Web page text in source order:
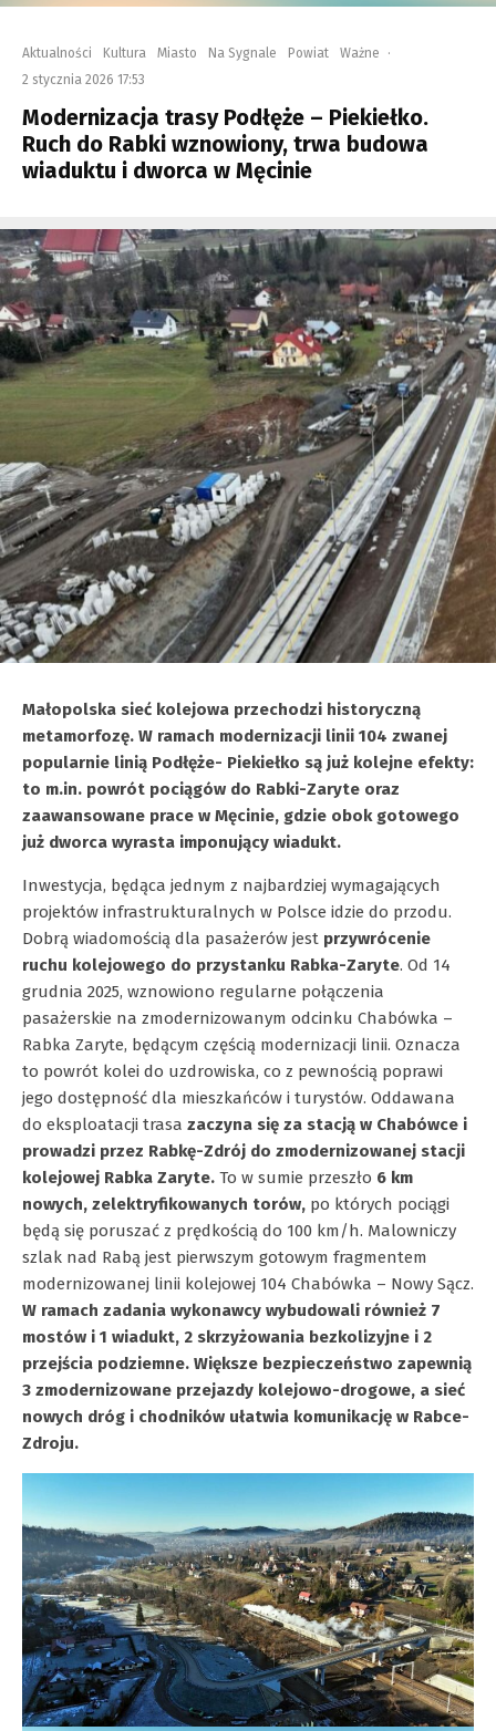
Aktualności Kultura Miasto Na Sygnale Powiat Ważne
·
2 stycznia 2026 17:53
Modernizacja trasy Podłęże – Piekiełko.
Ruch do Rabki wznowiony, trwa budowa
wiaduktu i dworca w Męcinie
Małopolska sieć kolejowa przechodzi historyczną
metamorfozę. W ramach modernizacji linii 104 zwanej
popularnie linią Podłęże- Piekiełko są już kolejne efekty:
to m.in. powrót pociągów do Rabki-Zaryte oraz
zaawansowane prace w Męcinie, gdzie obok gotowego
już dworca wyrasta imponujący wiadukt.
Inwestycja, będąca jednym z najbardziej wymagających
projektów infrastrukturalnych w Polsce idzie do przodu.
Dobrą wiadomością dla pasażerów jest przywrócenie
ruchu kolejowego do przystanku Rabka-Zaryte. Od 14
grudnia 2025, wznowiono regularne połączenia
pasażerskie na zmodernizowanym odcinku Chabówka –
Rabka Zaryte, będącym częścią modernizacji linii. Oznacza
to powrót kolei do uzdrowiska, co z pewnością poprawi
jego dostępność dla mieszkańców i turystów. Oddawana
do eksploatacji trasa zaczyna się za stacją w Chabówce i
prowadzi przez Rabkę-Zdrój do zmodernizowanej stacji
kolejowej Rabka Zaryte. To w sumie przeszło 6 km
nowych, zelektryfikowanych torów, po których pociągi
będą się poruszać z prędkością do 100 km/h. Malowniczy
szlak nad Rabą jest pierwszym gotowym fragmentem
modernizowanej linii kolejowej 104 Chabówka – Nowy Sącz.
W ramach zadania wykonawcy wybudowali również 7
mostów i 1 wiadukt, 2 skrzyżowania bezkolizyjne i 2
przejścia podziemne. Większe bezpieczeństwo zapewnią
3 zmodernizowane przejazdy kolejowo-drogowe, a sieć
nowych dróg i chodników ułatwia komunikację w Rabce-
Zdroju.